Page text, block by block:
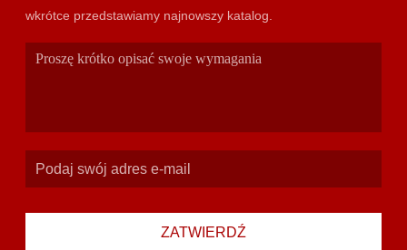
wkrótce przedstawiamy najnowszy katalog.
ZATWIERDŹ